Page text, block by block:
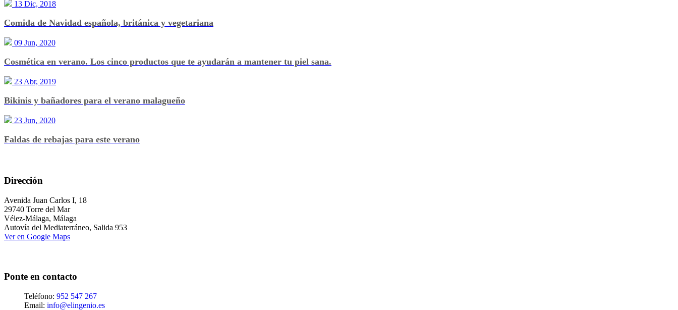
13 Dic, 2018
Comida de Navidad española, británica y vegetariana
09 Jun, 2020
Cosmética en verano. Los cinco productos que te ayudarán a mantener tu piel sana.
23 Abr, 2019
Bikinis y bañadores para el verano malagueño
23 Jun, 2020
Faldas de rebajas para este verano
Dirección
Avenida Juan Carlos I, 18
29740 Torre del Mar
Vélez-Málaga, Málaga
Autovía del Mediaterráneo, Salida 953
Ver en Google Maps
Ponte en contacto
Teléfono: 952 547 267
Email: info@elingenio.es